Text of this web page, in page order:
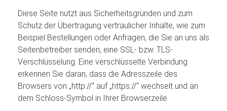
Diese Seite nutzt aus Sicherheitsgründen und zum
Schutz der Übertragung vertraulicher Inhalte, wie zum
Beispiel Bestellungen oder Anfragen, die Sie an uns als
Seitenbetreiber senden, eine SSL- bzw. TLS-
Verschlüsselung. Eine verschlüsselte Verbindung
erkennen Sie daran, dass die Adresszeile des
Browsers von „http://“ auf „https://“ wechselt und an
dem Schloss-Symbol in Ihrer Browserzeile.